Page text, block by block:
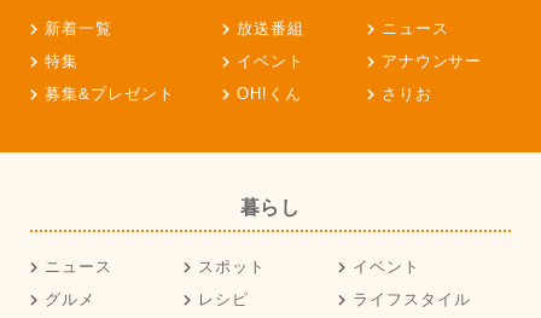
新着一覧 放送番組
ニュース
特集
イベント
アナウンサー
募集&プレゼント
OH!くん さりお
暮らし
ニュース スポット
イベント
グルメ
レシピ
ライフスタイル